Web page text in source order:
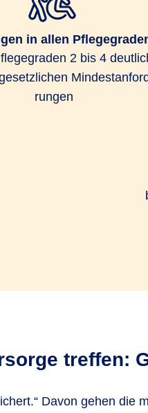
in allen
2 bis 4
rungen
treffen:
Davon gehen die